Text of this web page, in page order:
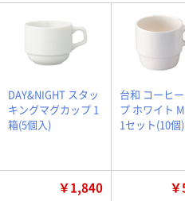
DAY&NIGHT スタッ
キングマグカップ 1
箱(5個入)
台和 コーヒ
プ ホワイト
1セット(10個)
￥1,840